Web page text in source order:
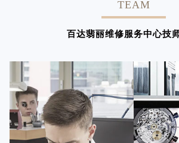
TEAM
百达翡丽维修服务中心技